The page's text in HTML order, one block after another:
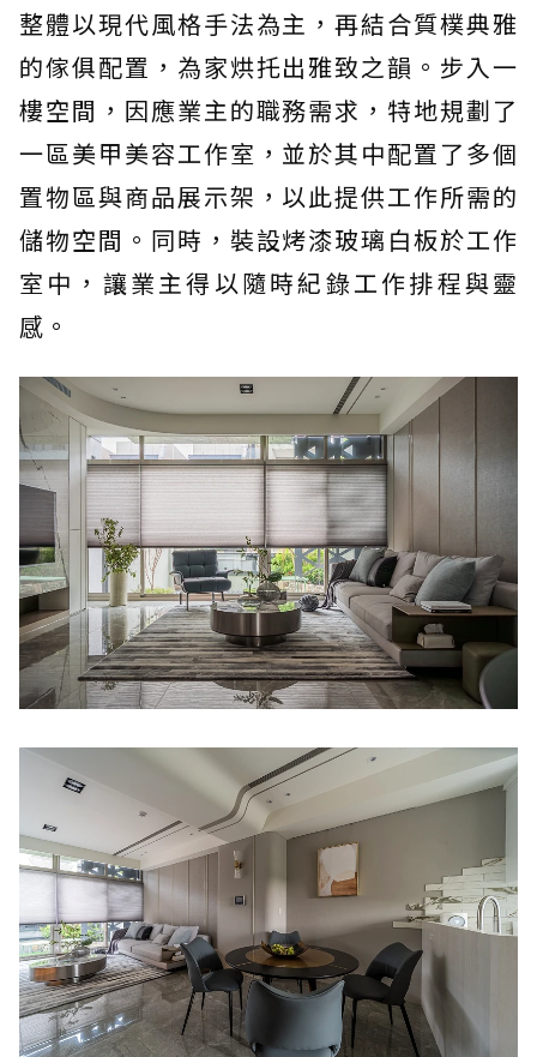
整體以現代風格手法為主，再結合質樸典雅
的傢俱配置，為家烘托出雅致之韻。步入一
樓空間，因應業主的職務需求，特地規劃了
一區美甲美容工作室，並於其中配置了多個
置物區與商品展示架，以此提供工作所需的
儲物空間。同時，裝設烤漆玻璃白板於工作
室中，讓業主得以隨時紀錄工作排程與靈
感。